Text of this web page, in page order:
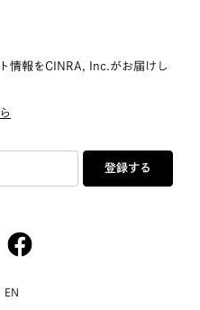
情報をCINRA, Inc.がお届けし
登録する
EN